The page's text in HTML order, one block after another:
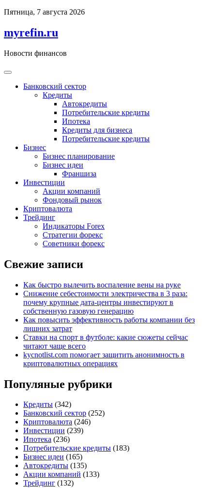
Перейти
содержимому
Пятница, 7 августа 2026
myrefin.ru
Новости финансов
Банковский сектор
Кредиты
Автокредиты
Потребительские кредиты
Ипотека
Кредиты для бизнеса
Потребительские кредиты
Бизнес
Бизнес планирование
Бизнес идеи
Франшиза
Инвестиции
Акции компаний
Фондовый рынок
Криптовалюта
Трейдинг
Индикаторы Forex
Стратегии форекс
Советники форекс
Свежие записи
Как быстро вылечить воспаление вены на руке
Снижение себестоимости электричества в 3 раза:
почему крупные дата-центры инвестируют в
собственную газовую генерацию
Как повысить эффективность работы компании без
лишних затрат
Ставки на спорт в футболе: какие сюжеты сейчас
читают чаще всего
kycnotlist.com помогает защитить анонимность в
криптовалютных операциях
Популяные рубрики
Кредиты (342)
Банковский сектор (252)
Криптовалюта (246)
Инвестиции (239)
Ипотека (236)
Потребительские кредиты (183)
Бизнес идеи (165)
Автокредиты (135)
Акции компаний (133)
Трейдинг (132)